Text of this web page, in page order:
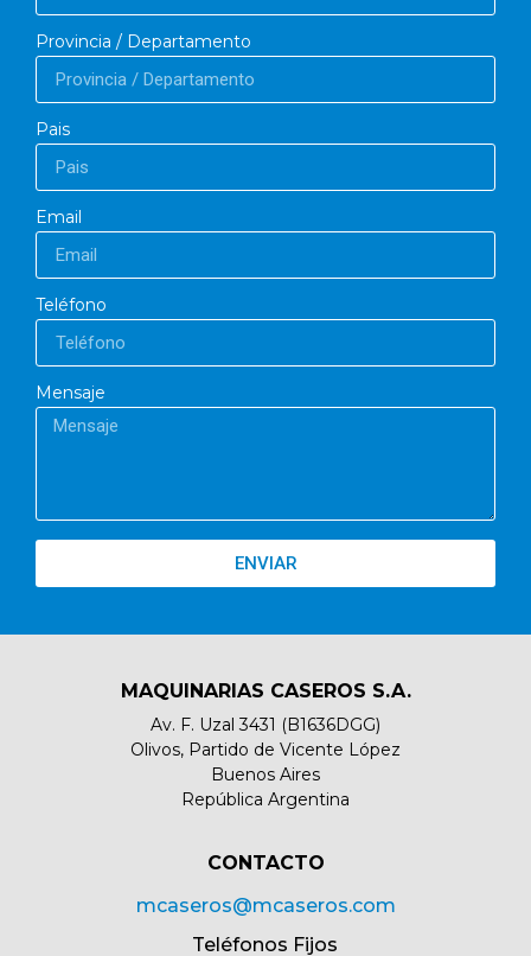
Provincia / Departamento
Pais
Email
Teléfono
Mensaje
ENVIAR
MAQUINARIAS CASEROS S.A.
Av. F. Uzal 3431 (B1636DGG)
Olivos, Partido de Vicente López
Buenos Aires
República Argentina
CONTACTO​
mcaseros@mcaseros.com
Teléfonos Fijos